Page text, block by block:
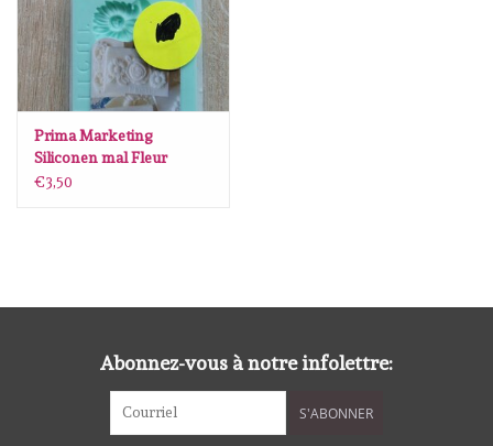
embossingpoeders
inkleurbenodigdheden
Lint
schudmateriaal
Prima Marketing
Siliconen mal Fleur
€3,50
Abonnez-vous à notre infolettre:
S'ABONNER